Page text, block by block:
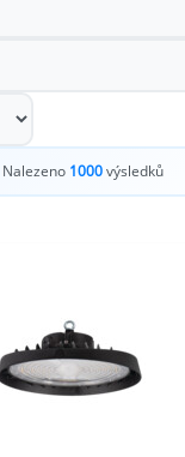
Nalezeno 1000výsledků